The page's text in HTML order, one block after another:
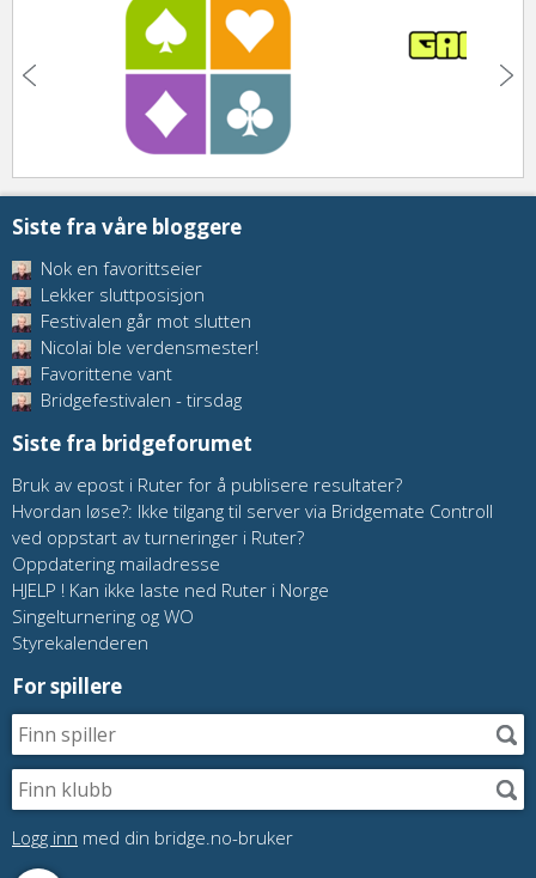
Siste fra våre bloggere
Nok en favorittseier
Lekker sluttposisjon
Festivalen går mot slutten
Nicolai ble verdensmester!
Favorittene vant
Bridgefestivalen - tirsdag
Siste fra bridgeforumet
Bruk av epost i Ruter for å publisere resultater?
Hvordan løse?: Ikke tilgang til server via Bridgemate Controll
ved oppstart av turneringer i Ruter?
Oppdatering mailadresse
HJELP ! Kan ikke laste ned Ruter i Norge
Singelturnering og WO
Styrekalenderen
For spillere
Logg inn med din bridge.no-bruker